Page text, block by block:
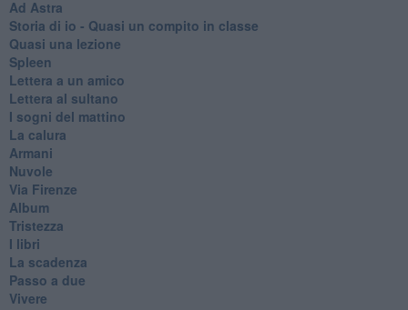
Ad Astra
Storia di io - Quasi un compito in classe
Quasi una lezione
Spleen
Lettera a un amico
Lettera al sultano
I sogni del mattino
La calura
Armani
Nuvole
Via Firenze
Album
Tristezza
I libri
La scadenza
Passo a due
Vivere